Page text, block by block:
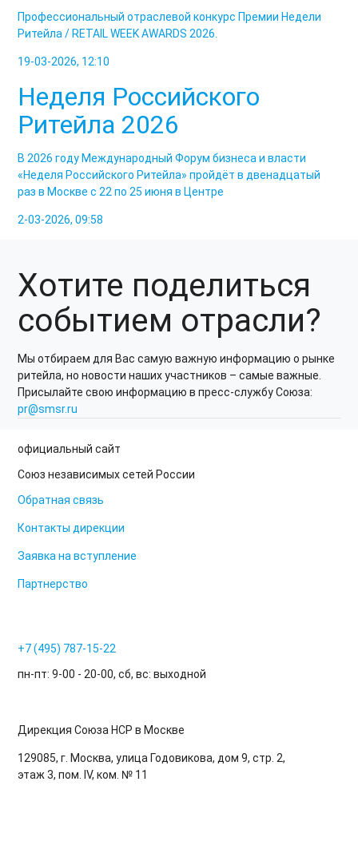
Профессиональный отраслевой конкурс Премии Недели
Ритейла / RETAIL WEEK AWARDS 2026.
19-03-2026, 12:10
Неделя Российского
Ритейла 2026
В 2026 году Международный Форум бизнеса и власти
«Неделя Российского Ритейла» пройдёт в двенадцатый
раз в Москве с 22 по 25 июня в Центре
2-03-2026, 09:58
Хотите поделиться
событием отрасли?
Мы отбираем для Вас самую важную информацию о рынке
ритейла, но новости наших участников – самые важные.
Присылайте свою информацию в пресс-службу Союза:
pr@smsr.ru
официальный сайт
Союз независимых сетей России
Обратная связь
Контакты дирекции
Заявка на вступление
Партнерство
+7 (495) 787-15-22
пн-пт: 9-00 - 20-00, сб, вс: выходной
Дирекция Cоюза НСР в Москве
129085, г. Москва, улица Годовикова, дом 9, стр. 2,
этаж 3, пом. IV, ком. № 11